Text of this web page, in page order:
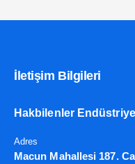
İletişim Bilgileri
Hakbilenler
Adres
Macun Mahallesi 187.